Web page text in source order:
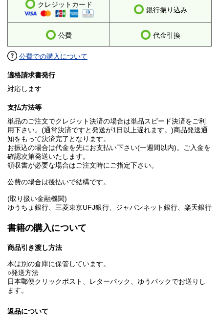
クレジットカード
銀行振り込み
公費 代金引換
公費での購入について
適格請求書発行
対応します
支払方法等
単品のご注文でクレジット決済の場合は単品スピード決済をご利
用下さい。(通常決済ですと発送が1日以上遅れます。)商品発送通
知をもって決済完了となります。
お振込の場合は代金を先にお支払い下さい(一週間以内)。ご入金を
確認次第発送いたします。
領収書が必要な場合はご注文時にご指定下さい。
公費の場合は後払いで結構です。
(取り扱い金融機関)
ゆうちょ銀行、三菱東京UFJ銀行、ジャパンネット銀行、楽天銀行
書籍の購入について
商品引き渡し方法
本は別の倉庫に保管しています。
○発送方法
日本郵便クリックポスト、レターパック、ゆうパックでお送りし
ます。
返品について